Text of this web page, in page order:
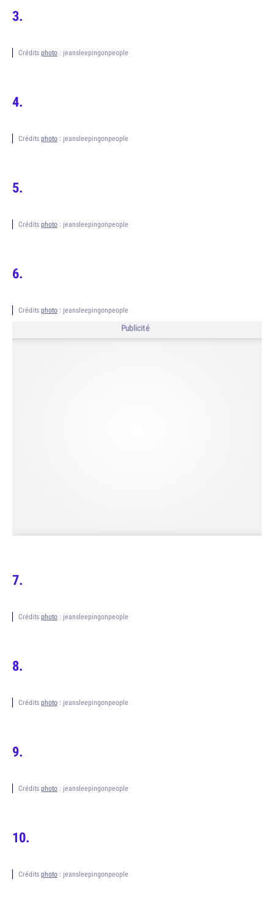
Crédits photo : jeansleepingonpeople
Crédits photo : jeansleepingonpeople
Crédits photo : jeansleepingonpeople
Crédits photo : jeansleepingonpeople
Publicité
Crédits photo : jeansleepingonpeople
Crédits photo : jeansleepingonpeople
Crédits photo : jeansleepingonpeople
Crédits photo : jeansleepingonpeople